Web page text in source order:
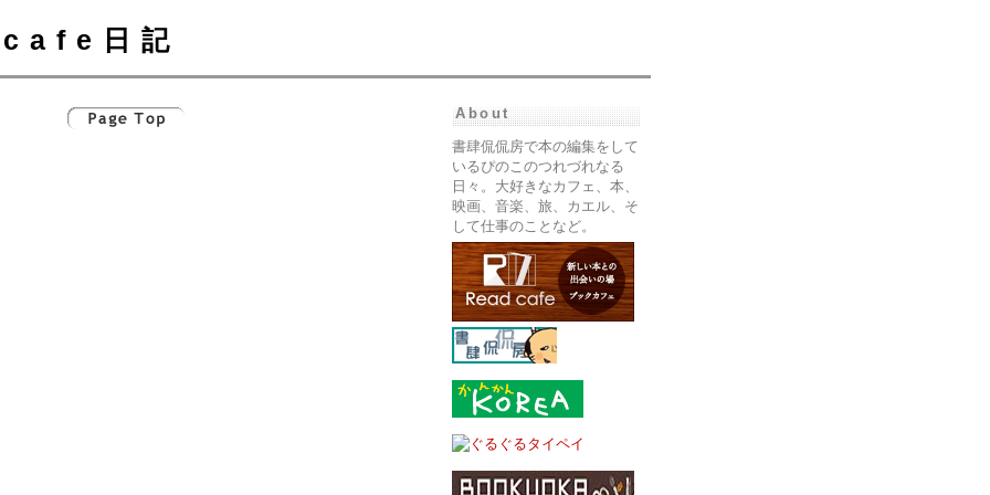
cafe日記
About
書肆侃侃房で本の編集をして
いるぴのこのつれづれなる
日々。大好きなカフェ、本、
映画、音楽、旅、カエル、そ
して仕事のことなど。